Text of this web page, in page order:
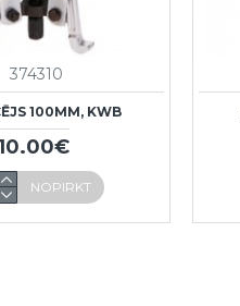
374310
100MM, KWB
NOPIRKT